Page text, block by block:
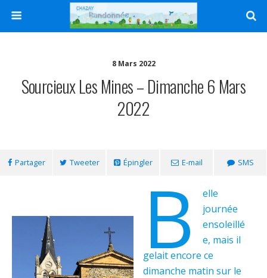
8 Mars 2022
Sourcieux Les Mines – Dimanche 6 Mars
2022
Partager Tweeter Épingler E-mail SMS
B
elle
journée
ensoleillé
e, mais il
gelait encore ce
dimanche matin sur le